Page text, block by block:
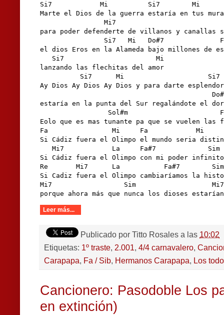
Si7            Mi          Si7        Mi
Marte el Dios de la guerra estaría en tus
Mi7
para poder defenderte de villanos y canallas
Si7   Mi   Do#7
el dios Eros en la Alameda bajo millones de
   Si7                       Mi
lanzando las flechitas del amor
Si7      Mi                     Si7
Ay Dios Ay Dios Ay Dios y para darte
estaría en la punta del Sur regalándote el
Sol#m
Eolo que es mas tunante pa que se vuelen
Fa                Mi     Fa            Mi
Si Cádiz fuera el Olimpo el mundo seria
Mi7            La     Fa#7             Sim
Si Cádiz fuera el Olimpo con mi poder
Re       Mi7      La           Fa#7
Si Cadiz fuera el Olimpo cambiaríamos la
Mi7                  Sim
porque ahora más que nunca los dioses
Leer más...
Publicado por Titto Rosales a las 10:02
Etiquetas: 1º traste, 2.001, 4/4 carnavalero,
Carapapa, Fa / Sib, Hermanos Carapapa, Los
Cancionero: Pasodoble Los
en extinción)